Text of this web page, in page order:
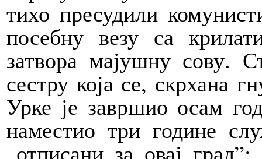
тихо пресудили
посебну везу са
затвора мајушну сову.
сестру која се, скрхана
Урке је завршио осам
наместио три године
„отписани за овај